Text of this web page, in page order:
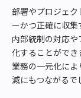
部署やプロジェク
ーかつ正確に収集
内部統制の対応
化することができ
業務の一元化に
減にもつながるで